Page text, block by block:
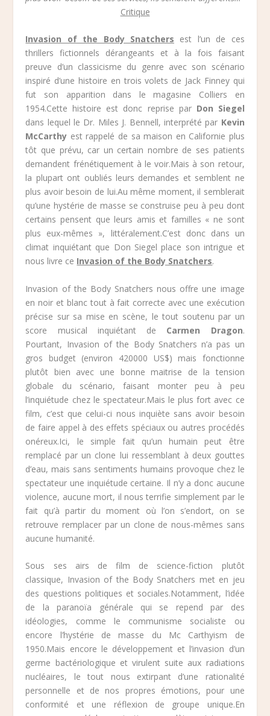
Critique
Invasion of the Body Snatchers est l’un de ces
thrillers fictionnels dérangeants et à la fois faisant
preuve d’un classicisme du genre avec son scénario
inspiré d’une histoire en trois volets de Jack Finney qui
fut son apparition dans le magasine Colliers en
1954.Cette histoire est donc reprise par Don Siegel
dans lequel le Dr. Miles J. Bennell, interprété par Kevin
McCarthy est rappelé de sa maison en Californie plus
tôt que prévu, car un certain nombre de ses patients
demandent frénétiquement à le voir.Mais à son retour,
la plupart ont oubliés leurs demandes et semblent ne
plus avoir besoin de lui.Au même moment, il semblerait
qu’une hystérie de masse se construise peu à peu dont
certains pensent que leurs amis et familles « ne sont
plus eux-mêmes », littéralement.C’est donc dans un
climat inquiétant que Don Siegel place son intrigue et
nous livre ce Invasion of the Body Snatchers.
Invasion of the Body Snatchers nous offre une image
en noir et blanc tout à fait correcte avec une exécution
précise sur sa mise en scène, le tout soutenu par un
score musical inquiétant de Carmen Dragon.
Pourtant, Invasion of the Body Snatchers n’a pas un
gros budget (environ 420000 US$) mais fonctionne
plutôt bien avec une bonne maitrise de la tension
globale du scénario, faisant monter peu à peu
l’inquiétude chez le spectateur.Mais le plus fort avec ce
film, c’est que celui-ci nous inquiète sans avoir besoin
de faire appel à des effets spéciaux ou autres procédés
onéreux.Ici, le simple fait qu’un humain peut être
remplacé par un clone lui ressemblant à deux gouttes
d’eau, mais sans sentiments humains provoque chez le
spectateur une inquiétude certaine. Il n’y a donc aucune
violence, aucune mort, il nous terrifie simplement par le
fait qu’à partir du moment où l’on s’endort, on se
retrouve remplacer par un clone de nous-mêmes sans
aucune humanité.
Sous ses airs de film de science-fiction plutôt
classique, Invasion of the Body Snatchers met en jeu
des questions politiques et sociales.Notamment, l’idée
de la paranoïa générale qui se repend par des
idéologies, comme le communisme socialiste ou
encore l’hystérie de masse du Mc Carthyism de
1950.Mais encore le développement et l’invasion d’un
germe bactériologique et virulent suite aux radiations
nucléaires, le tout nous extirpant d’une rationalité
personnelle et de nos propres émotions, pour une
conformité et une réflexion de groupe unique.En